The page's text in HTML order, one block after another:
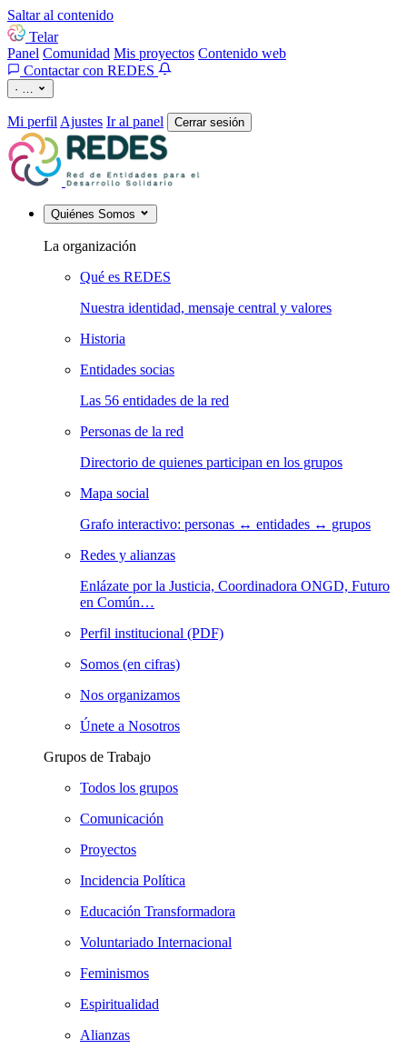
Saltar al contenido
Telar
Panel Comunidad Mis proyectos Contenido web
Contactar con REDES
· …
Mi perfil Ajustes Ir al panel Cerrar sesión
Quiénes Somos
La organización
Qué es REDES
Nuestra identidad, mensaje central y valores
Historia
Entidades socias
Las 56 entidades de la red
Personas de la red
Directorio de quienes participan en los grupos
Mapa social
Grafo interactivo: personas ↔ entidades ↔ grupos
Redes y alianzas
Enlázate por la Justicia, Coordinadora ONGD, Futuro
en Común…
Perfil institucional (PDF)
Somos (en cifras)
Nos organizamos
Únete a Nosotros
Grupos de Trabajo
Todos los grupos
Comunicación
Proyectos
Incidencia Política
Educación Transformadora
Voluntariado Internacional
Feminismos
Espiritualidad
Alianzas